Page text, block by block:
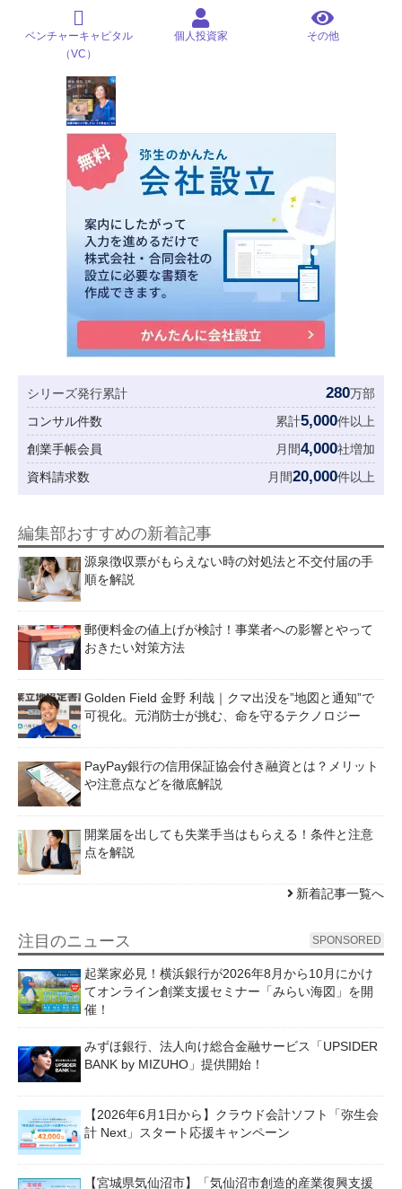
ベンチャーキャピタル
（VC）
個人投資家 その他
シリーズ発行累計 280万部
コンサル件数
累計5,000件以上
創業手帳会員
月間4,000社増加
資料請求数
月間20,000件以上
編集部おすすめの新着記事
源泉徴収票がもらえない時の対処法と不交付届の手
順を解説
郵便料金の値上げが検討！事業者への影響とやって
おきたい対策方法
Golden Field 金野 利哉｜クマ出没を”地図と通知”で
可視化。元消防士が挑む、命を守るテクノロジー
PayPay銀行の信用保証協会付き融資とは？メリット
や注意点などを徹底解説
開業届を出しても失業手当はもらえる！条件と注意
点を解説
新着記事一覧へ
注目のニュース SPONSORED
起業家必見！横浜銀行が2026年8月から10月にかけ
てオンライン創業支援セミナー「みらい海図」を開
催！
みずほ銀行、法人向け総合金融サービス「UPSIDER
BANK by MIZUHO」提供開始！
【2026年6月1日から】クラウド会計ソフト「弥生会
計 Next」スタート応援キャンペーン
【宮城県気仙沼市】「気仙沼市創造的産業復興支援